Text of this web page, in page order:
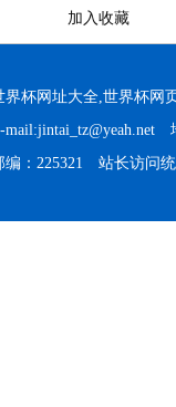
加入收藏
界杯网址大全,世界杯网
mail:jintai_tz@yeah.net
编：225321 站长访问